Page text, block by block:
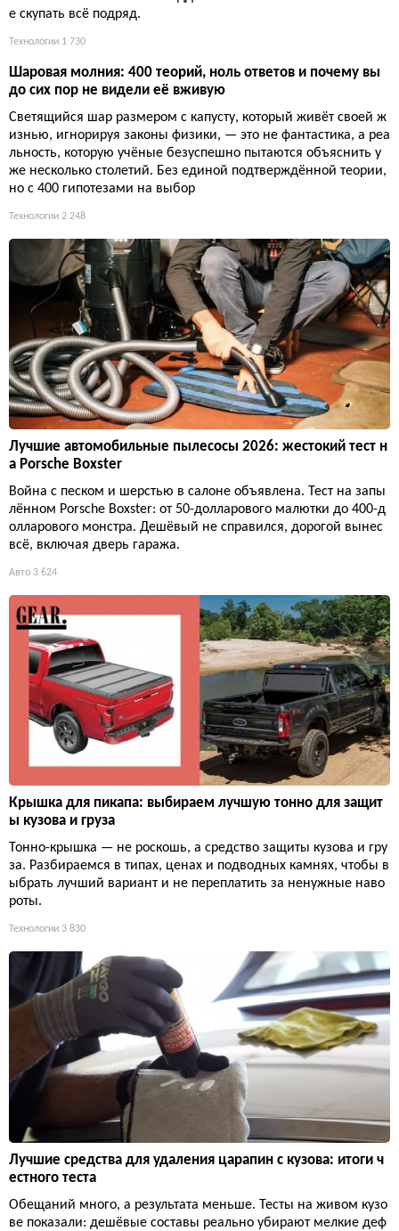
е скупать всё подряд.
Технологии 1 730
Шаровая молния: 400 теорий, ноль ответов и почему вы
до сих пор не видели её вживую
Светящийся шар размером с капусту, который живёт своей ж
изнью, игнорируя законы физики, — это не фантастика, а реа
льность, которую учёные безуспешно пытаются объяснить у
же несколько столетий. Без единой подтверждённой теории,
но с 400 гипотезами на выбор
Технологии 2 248
Лучшие автомобильные пылесосы 2026: жестокий тест н
а Porsche Boxster
Война с песком и шерстью в салоне объявлена. Тест на запы
лённом Porsche Boxster: от 50-долларового малютки до 400-д
олларового монстра. Дешёвый не справился, дорогой вынес
всё, включая дверь гаража.
Авто 3 624
Крышка для пикапа: выбираем лучшую тонно для защит
ы кузова и груза
Тонно-крышка — не роскошь, а средство защиты кузова и гру
за. Разбираемся в типах, ценах и подводных камнях, чтобы в
ыбрать лучший вариант и не переплатить за ненужные наво
роты.
Технологии 3 830
Лучшие средства для удаления царапин с кузова: итоги ч
естного теста
Обещаний много, а результата меньше. Тесты на живом кузо
ве показали: дешёвые составы реально убирают мелкие деф